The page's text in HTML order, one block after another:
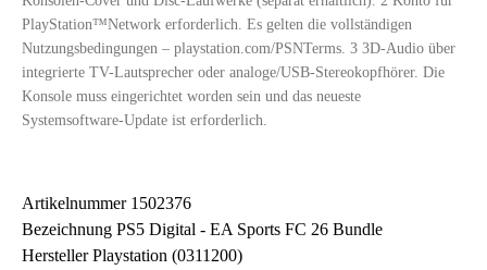
PlayStation™Network erforderlich. Es gelten die vollständigen
Nutzungsbedingungen – playstation.com/PSNTerms. 3 3D-Audio über
integrierte TV-Lautsprecher oder analoge/USB-Stereokopfhörer. Die
Konsole muss eingerichtet worden sein und das neueste
Systemsoftware-Update ist erforderlich.
Artikelnummer 1502376
Bezeichnung PS5 Digital - EA Sports FC 26 Bundle
HerstellerPlaystation (0311200)